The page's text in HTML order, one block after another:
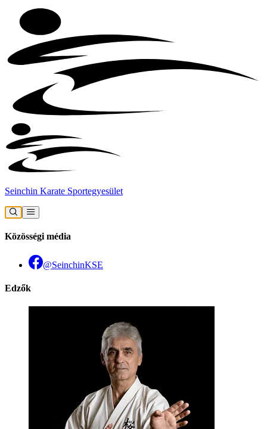
Seinchin Karate Sportegyesület
Közösségi média
@SeinchinKSE
Edzők